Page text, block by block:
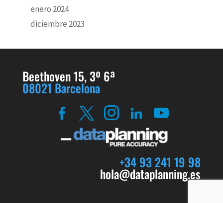
enero 2024
diciembre 2023
Beethoven 15, 3º 6ª
08021 Barcelona
+34 93 241 19 98
hola@dataplanning.es